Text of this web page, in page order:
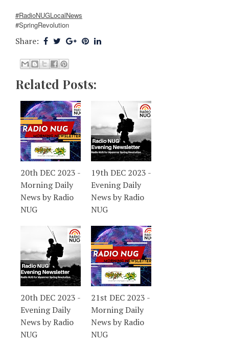
#RadioNUGLocalNews
#SpringRevolution
Share:
Related Posts:
20th DEC 2023 -
Morning Daily
News by Radio
NUG
19th DEC 2023 -
Evening Daily
News by Radio
NUG
20th DEC 2023 -
Evening Daily
News by Radio
NUG
21st DEC 2023 -
Morning Daily
News by Radio
NUG